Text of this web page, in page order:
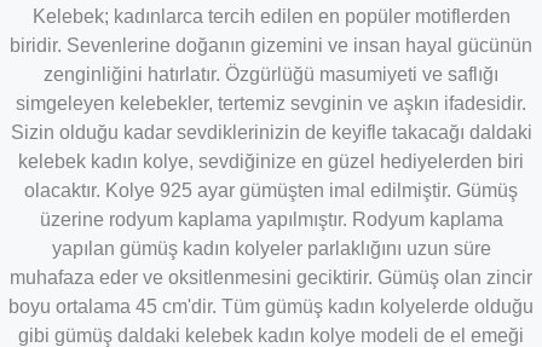
Kelebek; kadınlarca tercih edilen en popüler motiflerden
biridir. Sevenlerine doğanın gizemini ve insan hayal gücünün
zenginliğini hatırlatır. Özgürlüğü masumiyeti ve saflığı
simgeleyen kelebekler, tertemiz sevginin ve aşkın ifadesidir.
Sizin olduğu kadar sevdiklerinizin de keyifle takacağı daldaki
kelebek kadın kolye, sevdiğinize en güzel hediyelerden biri
olacaktır. Kolye 925 ayar gümüşten imal edilmiştir. Gümüş
üzerine rodyum kaplama yapılmıştır. Rodyum kaplama
yapılan gümüş kadın kolyeler parlaklığını uzun süre
muhafaza eder ve oksitlenmesini geciktirir. Gümüş olan zincir
boyu ortalama 45 cm'dir. Tüm gümüş kadın kolyelerde olduğu
gibi gümüş daldaki kelebek kadın kolye modeli de el emeği